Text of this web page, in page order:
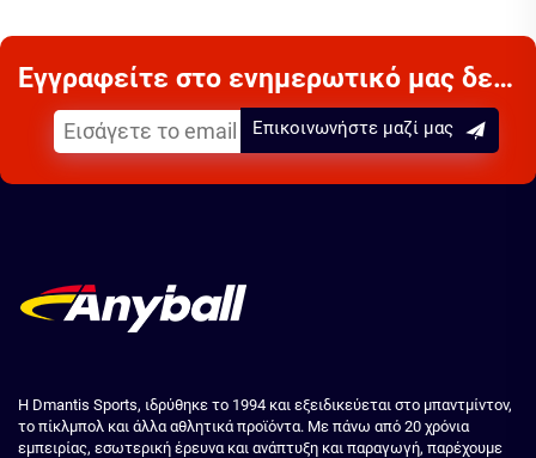
Εγγραφείτε στο ενημερωτικό μας δελτίο
Επικοινωνήστε μαζί μας
Η Dmantis Sports, ιδρύθηκε το 1994 και εξειδικεύεται στο μπαντμίντον,
το πίκλμπολ και άλλα αθλητικά προϊόντα. Με πάνω από 20 χρόνια
εμπειρίας, εσωτερική έρευνα και ανάπτυξη και παραγωγή, παρέχουμε